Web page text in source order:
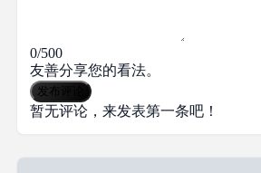
0/500
友善分享您的看法。
发布评论
暂无评论，来发表第一条吧！